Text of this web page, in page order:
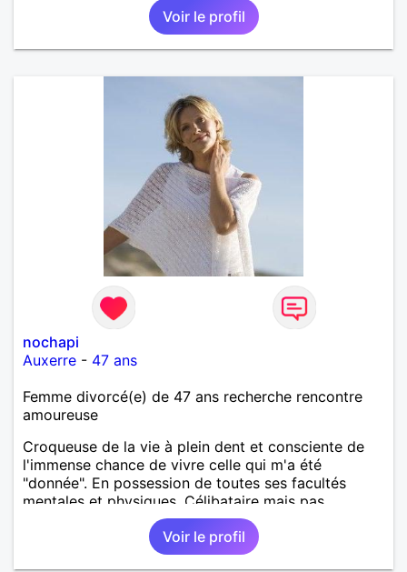
Voir le profil
nochapi
Auxerre - 47 ans
Femme divorcé(e) de 47 ans recherche rencontre
amoureuse
Croqueuse de la vie à plein dent et consciente de
l'immense chance de vivre celle qui m'a été
"donnée". En possession de toutes ses facultés
mentales et physiques. Célibataire mais pas
solitaire, je mène une vie bien remplie. Je ne suis
pas sur ce site par dépit, ni en tant que
représentatrice de la Femme Divorcée Mal dans sa
Voir le profil